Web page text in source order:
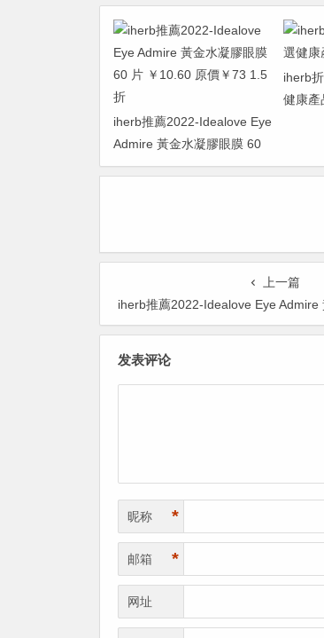
iherb推薦2022-Idealove Eye
Admire 黃金水凝膠眼膜 60
片 ￥10.60 原價￥73 1.5折
iherb
健康產
上一篇
iherb推薦2022-Idealove Eye Admire 黃金水凝膠眼膜 60
发表评论
昵称 *
邮箱 *
网址